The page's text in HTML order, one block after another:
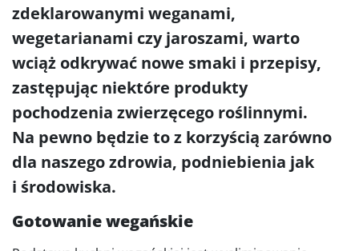
zdeklarowanymi weganami,
wegetarianami czy jaroszami, warto
wciąż odkrywać nowe smaki i przepisy,
zastępując niektóre produkty
pochodzenia zwierzęcego roślinnymi.
Na pewno będzie to z korzyścią zarówno
dla naszego zdrowia, podniebienia jak
i środowiska.
Gotowanie wegańskie